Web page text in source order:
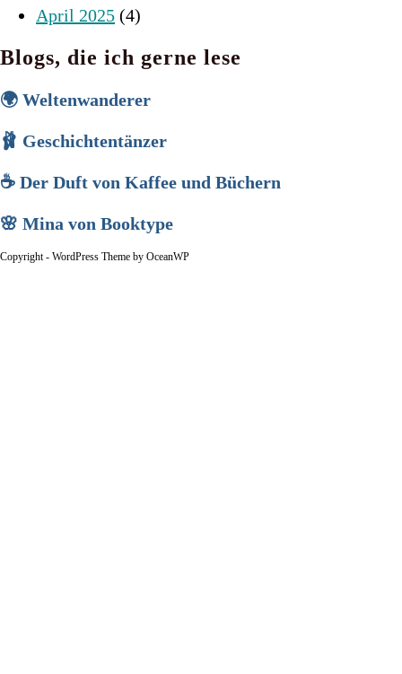
April 2025 (4)
Blogs, die ich gerne lese
🌍 Weltenwanderer
🩰 Geschichtentänzer
☕ Der Duft von Kaffee und Büchern
🌸 Mina von Booktype
Copyright - WordPress Theme by OceanWP